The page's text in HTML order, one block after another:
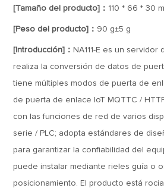
[Tamaño del producto]： 110 * 66 * 30
[Peso del producto]： 90 g±5 g
[Introducción]： NA111-E es un
realiza la conversión de datos de
tiene múltiples modos de puerta de
de puerta de enlace IoT MQTTC /
con las funciones de red de varios
serie / PLC; adopta estándares de
para garantizar la confiabilidad del
puede instalar mediante rieles guía o
posicionamiento. El producto está